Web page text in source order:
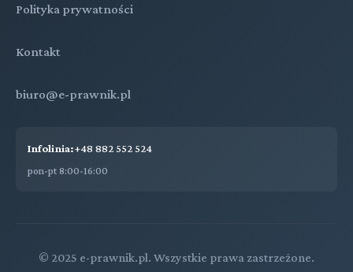
Polityka prywatności
Kontakt
biuro@e-prawnik.pl
Infolinia:+48 882 552 524
pon-pt 8:00-16:00
© 2025 e-prawnik.pl. Wszystkie prawa zastrzeżone.